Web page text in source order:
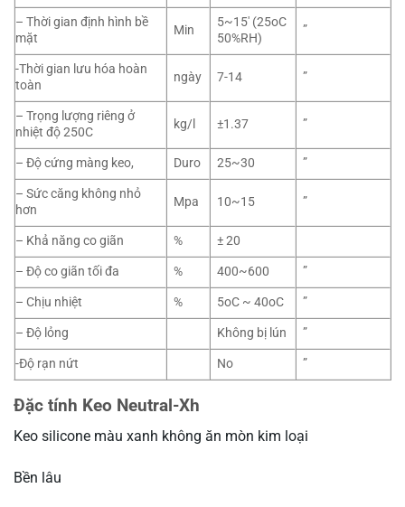
– Thời gian định hình bề
mặt
Min
5~15′ (25oC
50%RH)
”
-Thời gian lưu hóa hoàn
toàn
ngày 7-14 ”
– Trọng lượng riêng ở
nhiệt độ 250C
kg/l ±1.37 ”
– Độ cứng màng keo, Duro 25~30
”
– Sức căng không nhỏ
hơn
Mpa 10~15 ”
– Khả năng co giãn %
± 20
– Độ co giãn tối đa
% 400~600
”
– Chịu nhiệt
% 5oC ~ 40oC
”
– Độ lỏng
Không bị lún
”
-Độ rạn nứt
No ”
Đặc tính Keo Neutral-Xh
Keo silicone màu xanh không ăn mòn kim loại
Bền lâu